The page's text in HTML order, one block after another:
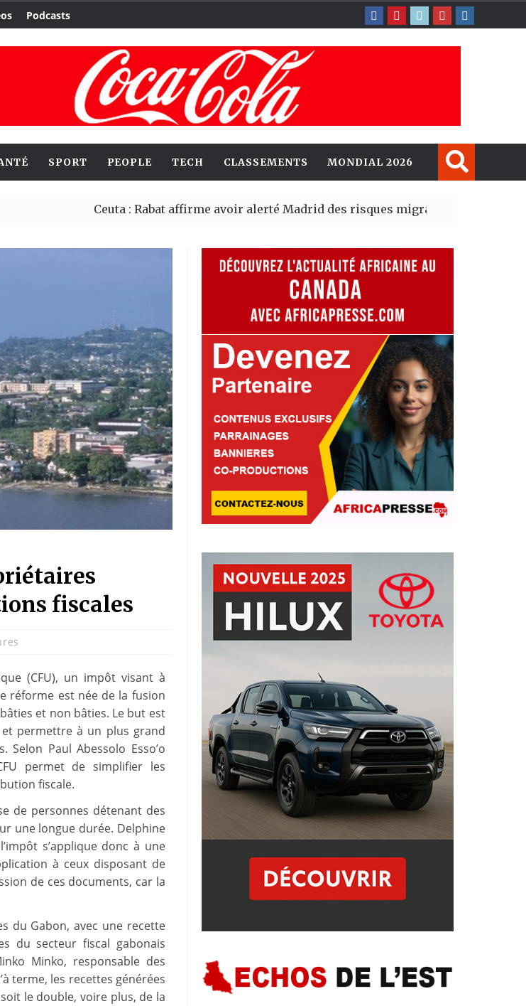
Podcasts
SPORT PEOPLE TECH CLASSEMENTS MONDIAL 2026
Ceuta : Rabat affirme avoir alerté Madrid des risques migratoires dès juillet
fiscales
(CFU), un impôt visant à
réforme est née de la fusion
et non bâties. Le but est
et permettre à un plus grand
Paul Abessolo Esso’o
permet de simplifier les
fiscale.
de personnes détenant des
une longue durée. Delphine
s’applique donc à une
à ceux disposant de
de ces documents, car la
du Gabon, avec une recette
du secteur fiscal gabonais
Minko, responsable des
terme, les recettes générées
le double, voire plus, de la